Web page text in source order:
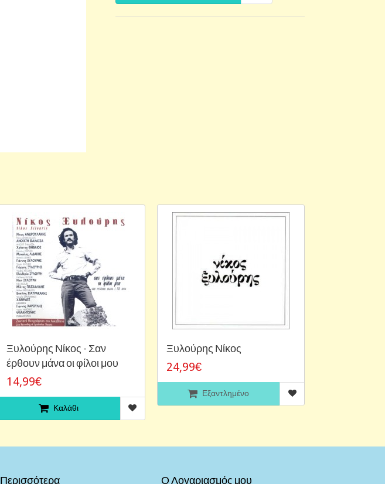
Ξυλούρης Νίκος - Σαν
έρθουν μάνα οι φίλοι μου
14,99€
Καλάθι
Ξυλούρης Νίκος
24,99€
Εξαντλημένο
Περισσότερα Ο Λογαριασμός μου